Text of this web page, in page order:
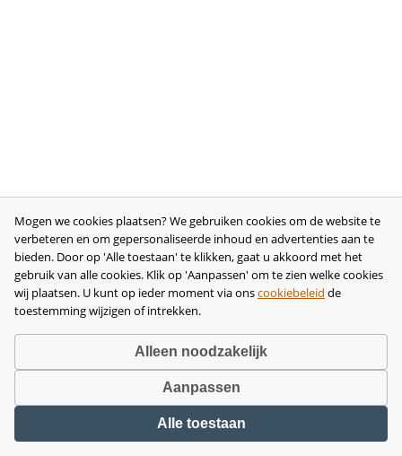
disclaimer•privacy- en cookiebeleid
voorwaarden•herroeping•bedrijfsgegevens
Mogen we cookies plaatsen? We gebruiken cookies om de website te
verbeteren en om gepersonaliseerde inhoud en advertenties aan te
bieden. Door op 'Alle toestaan' te klikken, gaat u akkoord met het
gebruik van alle cookies. Klik op 'Aanpassen' om te zien welke cookies
wij plaatsen. U kunt op ieder moment via onscookiebeleid de
toestemming wijzigen of intrekken.
Alleen noodzakelijk
Aanpassen
Alle toestaan